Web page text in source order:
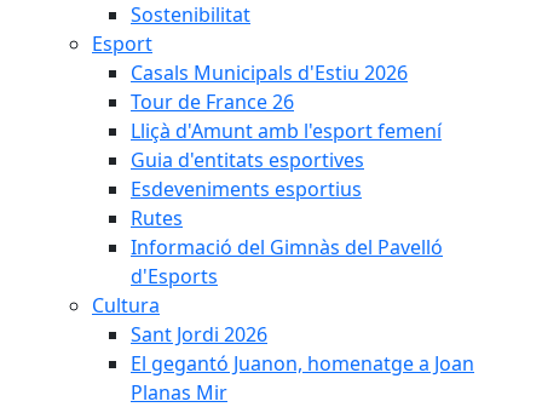
Sostenibilitat
Esport
Casals Municipals d'Estiu 2026
Tour de France 26
Lliçà d'Amunt amb l'esport femení
Guia d'entitats esportives
Esdeveniments esportius
Rutes
Informació del Gimnàs del Pavelló
d'Esports
Cultura
Sant Jordi 2026
El gegantó Juanon, homenatge a Joan
Planas Mir